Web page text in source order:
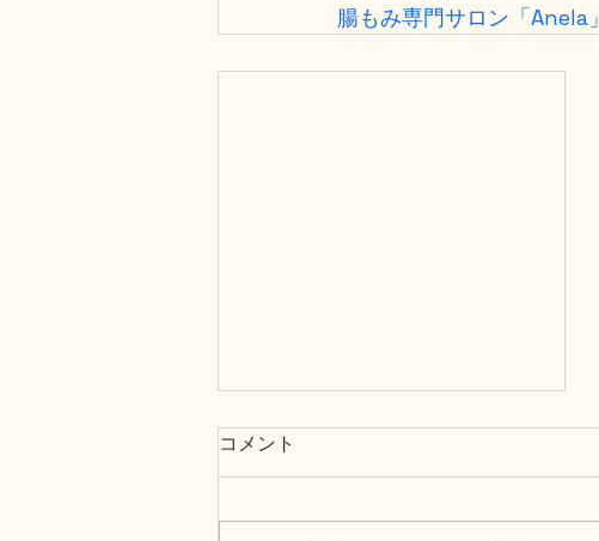
腸もみ専門サロン「Anela」
コメント